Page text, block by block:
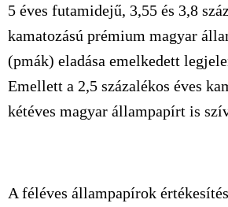
5 éves futamidejű, 3,55 és 3,8
kamatozású prémium magyar
(pmák) eladása emelkedett
Emellett a 2,5 százalékos éves
kétéves magyar állampapírt is
A féléves állampapírok